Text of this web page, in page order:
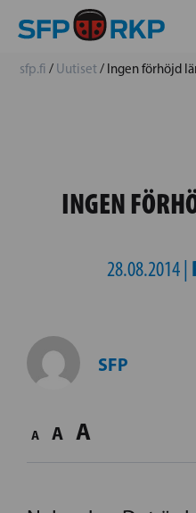
sfp.fi / Uutiset/ Ingen förhöjd
INGEN
28.08.2014 |
SFP
A A A